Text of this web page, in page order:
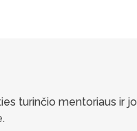
turinčio mentoriaus ir jo